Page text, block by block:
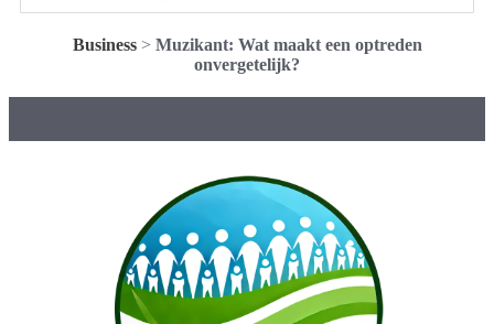
Business> Muzikant: Wat maakt een optreden
onvergetelijk?